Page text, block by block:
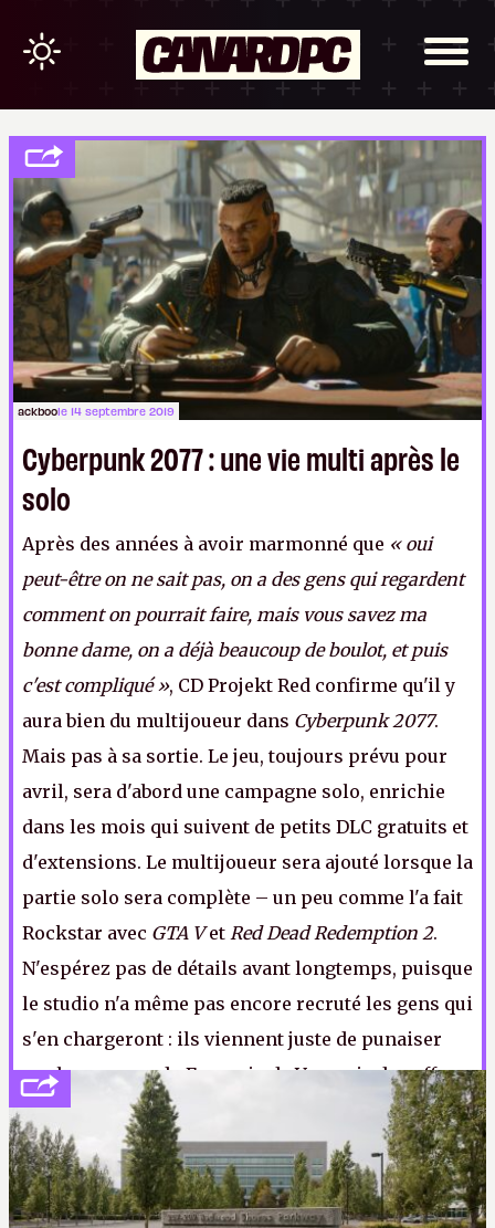
ackboole 14 septembre 2019
Cyberpunk 2077 : une vie multi après le
solo
Après des années à avoir marmonné que « oui
peut-être on ne sait pas, on a des gens qui regardent
comment on pourrait faire, mais vous savez ma
bonne dame, on a déjà beaucoup de boulot, et puis
c'est compliqué », CD Projekt Red confirme qu'il y
aura bien du multijoueur dans Cyberpunk 2077.
Mais pas à sa sortie. Le jeu, toujours prévu pour
avril, sera d'abord une campagne solo, enrichie
dans les mois qui suivent de petits DLC gratuits et
d'extensions. Le multijoueur sera ajouté lorsque la
partie solo sera complète – un peu comme l'a fait
Rockstar avec GTA Vet Red Dead Redemption 2.
N'espérez pas de détails avant longtemps, puisque
le studio n'a même pas encore recruté les gens qui
s'en chargeront : ils viennent juste de punaiser
sur le panneau du Franprix de Varsovie des offres
d'emplois pour huit développeurs spécialisés
dans le multijoueur.A.